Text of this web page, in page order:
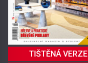
TIŠTĚNÁ VERZE